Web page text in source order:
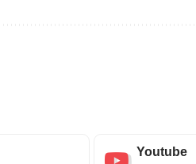
Youtube